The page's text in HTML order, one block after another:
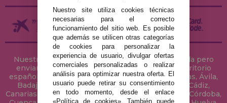
Nuestra tienda de puzzles está ubicada en Sevilla pero
enviamos tus puzzles a cualquier ciudad del territorio
español: Álava, Albacete, Alicante, Almería, Asturias, Ávila,
Badajoz, Baleares, Barcelona, Burgos, Cáceres, Cádiz,
Canarias, Cantabria, Castellón, Ceuta, Ciudad Real, Córdoba,
Nuestro site utiliza cookies técnicas
necesarias para el correcto
funcionamiento del sitio web. Es posible
que además se utilicen otras categorías
de cookies para personalizar la
experiencia de usuario, divulgar ofertas
comerciales personalizadas o realizar
análisis para optimizar nuestra oferta. El
usuario puede retirar su consentimiento
en todo momento, desde el enlace
«Política de cookies». También puede